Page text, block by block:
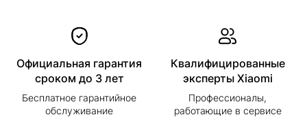
Официальная гарантия
сроком до 3 лет
Бесплатное гарантийное
обслуживание
Квалифицированные
эксперты Xiaomi
Профессионалы,
работающие в сервисе